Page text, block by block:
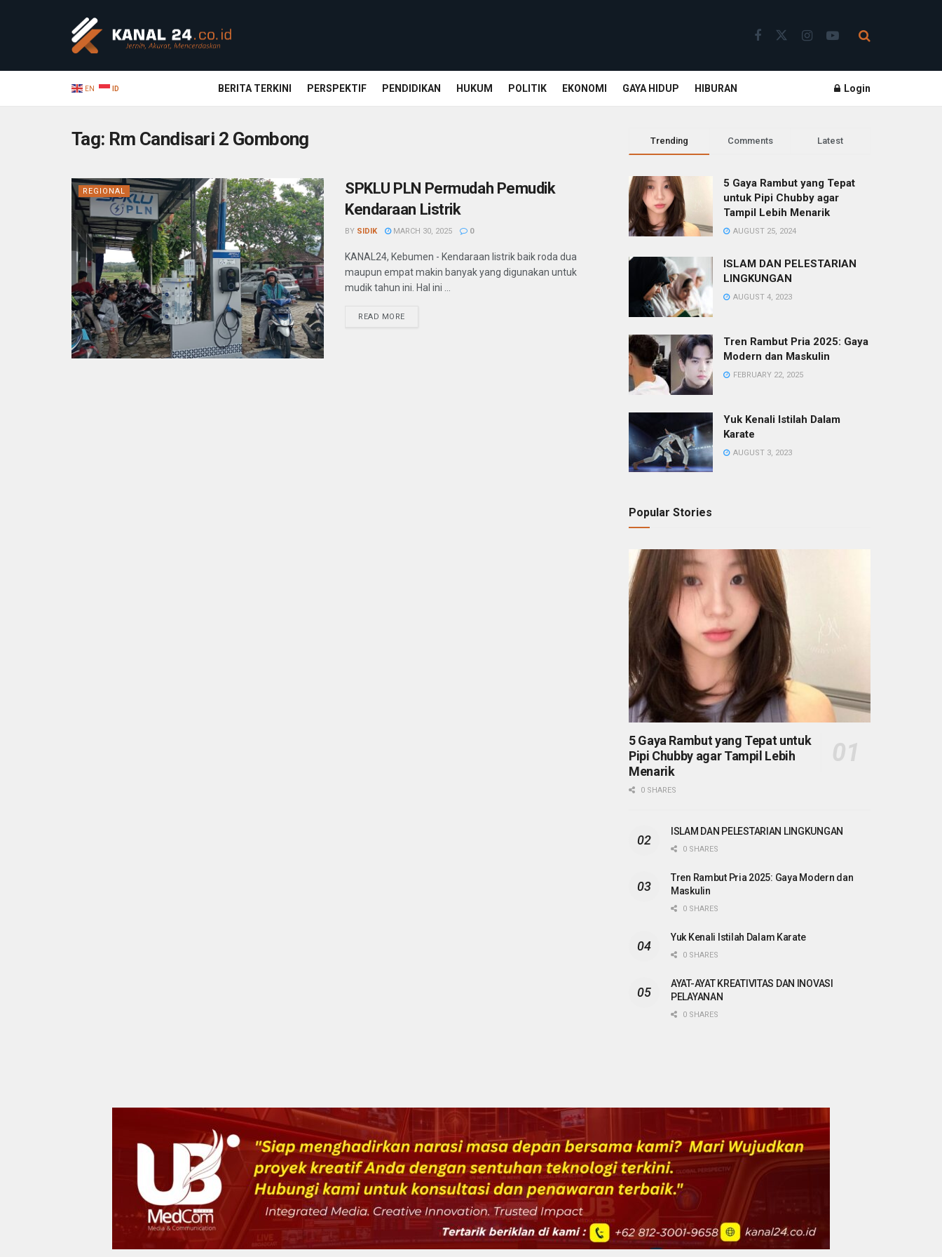
EN ID BERITA TERKINI PERSPEKTIF PENDIDIKAN HUKUM POLITIK EKONOMI GAYA HIDUP HIBURAN Login
Tag: Rm Candisari 2 Gombong
REGIONAL
SPKLU PLN Permudah Pemudik
Kendaraan Listrik
BY SIDIK MARCH 30, 2025 0
KANAL24, Kebumen - Kendaraan listrik baik roda dua
maupun empat makin banyak yang digunakan untuk
mudik tahun ini. Hal ini ...
READ MORE
Trending Comments Latest
5 Gaya Rambut yang Tepat
untuk Pipi Chubby agar
Tampil Lebih Menarik
AUGUST 25, 2024
ISLAM DAN PELESTARIAN
LINGKUNGAN
AUGUST 4, 2023
Tren Rambut Pria 2025: Gaya
Modern dan Maskulin
FEBRUARY 22, 2025
Yuk Kenali Istilah Dalam
Karate
AUGUST 3, 2023
Popular Stories
5 Gaya Rambut yang Tepat untuk
Pipi Chubby agar Tampil Lebih
Menarik
0 SHARES
ISLAM DAN PELESTARIAN LINGKUNGAN
0 SHARES
Tren Rambut Pria 2025: Gaya Modern dan
Maskulin
0 SHARES
Yuk Kenali Istilah Dalam Karate
0 SHARES
AYAT-AYAT KREATIVITAS DAN INOVASI
PELAYANAN
0 SHARES